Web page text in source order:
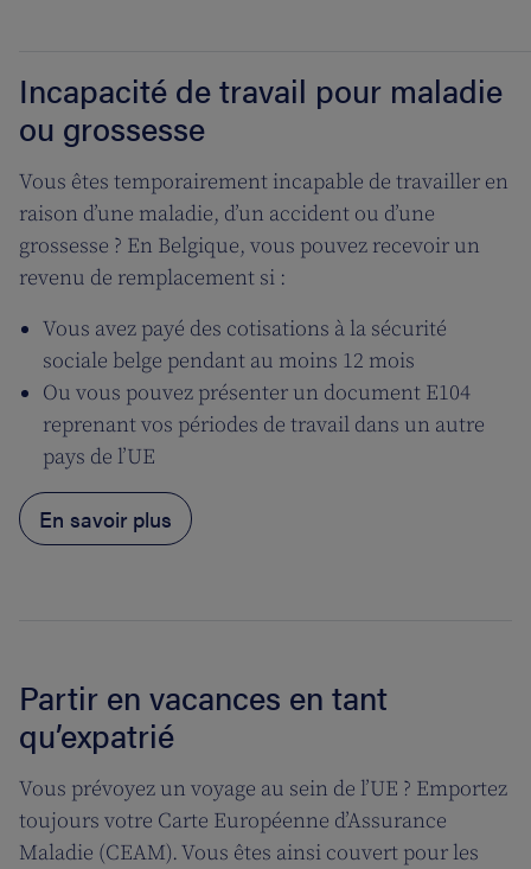
Incapacité de travail pour maladie
ou grossesse
Vous êtes temporairement incapable de travailler en
raison d’une maladie, d’un accident ou d’une
grossesse ? En Belgique, vous pouvez recevoir un
revenu de remplacement si :
Vous avez payé des cotisations à la sécurité
sociale belge pendant au moins 12 mois
Ou vous pouvez présenter un document E104
reprenant vos périodes de travail dans un autre
pays de l’UE
En savoir plus
Partir en vacances en tant
qu’expatrié
Vous prévoyez un voyage au sein de l’UE ? Emportez
toujours votre Carte Européenne d’Assurance
Maladie (CEAM). Vous êtes ainsi couvert pour les